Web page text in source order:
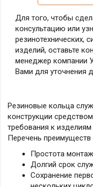
Для того, чтобы
консультацию или
резинотехнических,
изделий, оставьте
менеджер компании
Вами для уточнения
Резиновые кольца
конструкции
требования к
Перечень преимуществ
Простота
Долгий срок
Сохранение